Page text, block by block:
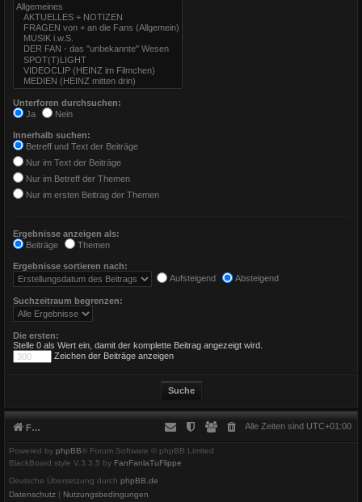
Unterforen durchsuchen:
Ja
Nein
Innerhalb suchen:
Betreff und Text der Beiträge
Nur im Text der Beiträge
Nur im Betreff der Themen
Nur im ersten Beitrag der Themen
Ergebnisse anzeigen als:
Beiträge
Themen
Ergebnisse sortieren nach:
Aufsteigend
Absteigend
Suchzeitraum begrenzen:
Die ersten:
Stelle 0 als Wert ein, damit der komplette Beitrag angezeigt wird.
Zeichen der Beiträge anzeigen
Foren-Übersicht Alle Zeiten sind UTC+01:00
Powered by phpBB® Forum Software © phpBB Limited
BlackBoard style V.3.3.5 by FanFanlaTuFlippe
Deutsche Übersetzung durch phpBB.de
Datenschutz | Nutzungsbedingungen